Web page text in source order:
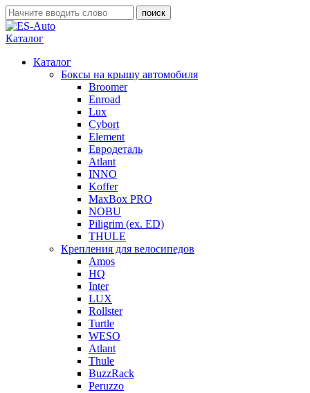
Каталог
Каталог
Боксы на крышу автомобиля
Broomer
Enroad
Lux
Cybort
Element
Евродеталь
Atlant
INNO
Koffer
MaxBox PRO
NOBU
Piligrim (ex. ED)
THULE
Крепления для велосипедов
Amos
HQ
Inter
LUX
Rollster
Turtle
WESO
Atlant
Thule
BuzzRack
Peruzzo